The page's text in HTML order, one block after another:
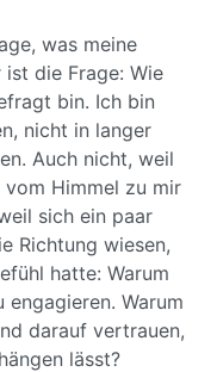
was meine
ist die Frage: Wie
bin. Ich bin
nicht in langer
Auch nicht, weil
Himmel zu mir
sich ein paar
Richtung wiesen,
hatte: Warum
Warum
darauf vertrauen,
lässt?